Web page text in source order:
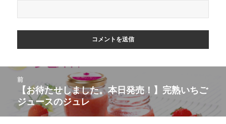
前
前
の
投
【お待たせしました。本日発売！】完熟いちご
ジュースのジュレ